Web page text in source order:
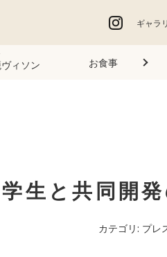
ギャラ
ヴィソン お食事
生と共同開
カテゴリ: プレ